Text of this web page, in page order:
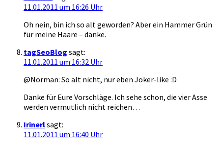
11.01.2011 um 16:26 Uhr
Oh nein, bin ich so alt geworden? Aber ein Hammer Grün
für meine Haare – danke.
tagSeoBlog sagt:
11.01.2011 um 16:32 Uhr
@Norman: So alt nicht, nur eben Joker-like :D
Danke für Eure Vorschläge. Ich sehe schon, die vier Asse
werden vermutlich nicht reichen…
Irinerlsagt:
11.01.2011 um 16:40 Uhr